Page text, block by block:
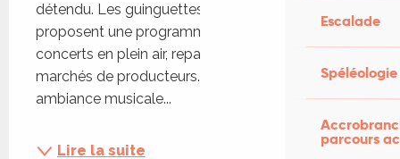
Escalade
Spéléologie
parcours
détendu. Les guinguettes de Listours vous
proposent une programmation variée mêlant
concerts en plein air, repas conviviaux, buvette et
marchés de producteurs. Chaque soirée offre une
ambiance musicale...
Lire la suite